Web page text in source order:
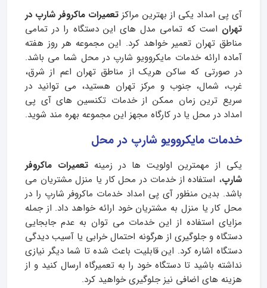
آی پی امداد یکی از بهترین مراکز تعمیرات ماکروفر شارپ در
تهران است که تمامی مدل های این دستگاه را در تمامی
مناطق تهران تعمیر خواهد کرد. این مجموعه هر روز هفته
آماده ارائه خدمات مایکروویو شارپ در محل شما می باشد.
در صورتی که ساکن هریک از مناطق تهران اعم از شرق،
غرب، شمال، جنوب و مرکز تهران هستید، می توانید در
سریع ترین زمان ممکن از خدمات تکنسین های آی پی
امداد در محل یا در کارگاه مجهز این مجموعه بهره مند شوید.
خدمات مایکروویو شارپ در محل
یکی از مهمترین اولویت ها در زمینه تعمیرات ماکروفر
شارپ، استفاده از خدمات در محل کار یا منزل مشتریان می
باشد. بدین منظور آی پی امداد خدمات ماکروفر شارپ را در
محل کار یا منزل به مشتریان خود ارائه خواهد داد. از جمله
مزایای استفاده از این خدمات می توان به عدم جابجایی
دستگاه و جلوگیری از هرگونه احتمال خرابی یا آسیب دیدگی
دستگاه اشاره کرد. این قابلیت باعث شده تا شما دیگر نیازی
نداشته باشید تا دستگاه خود را به تعمیرگاه ارسال کنید و از
هزینه های اضافی نیز جلوگیری خواهید کرد.